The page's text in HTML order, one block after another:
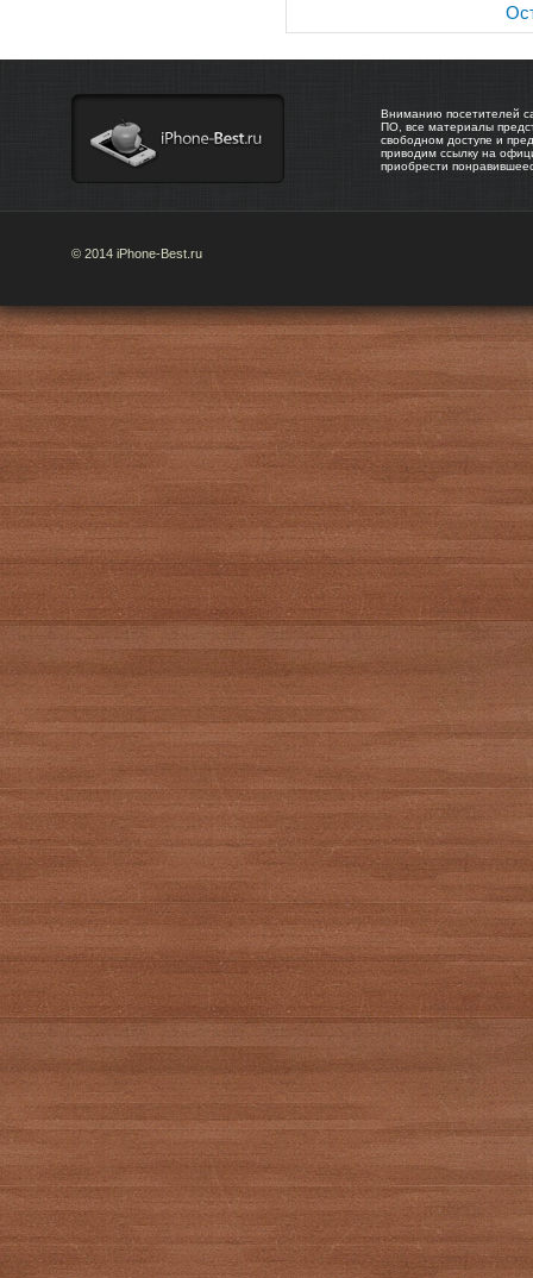
Вниманию посетителей
ПО, все материалы
свободном доступе и
приводим ссылку на
приобрести
© 2014 iPhone-Best.ru